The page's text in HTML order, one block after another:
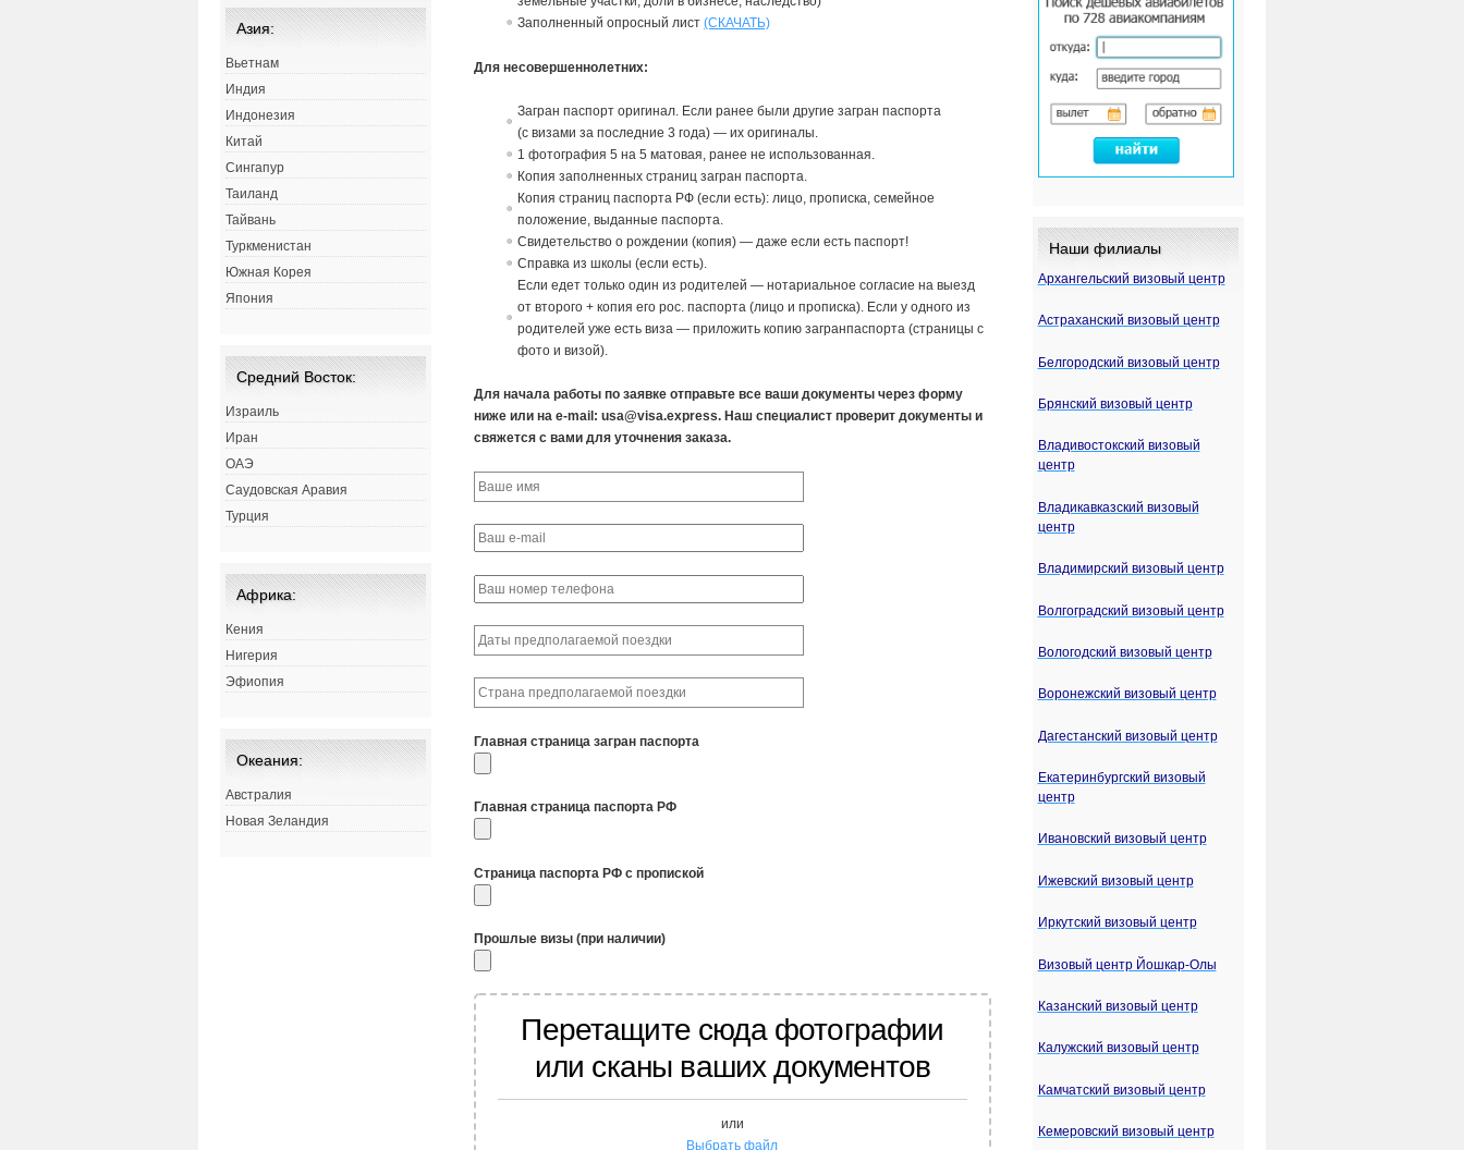
Заполненный опросный лист(СКАЧАТЬ)
Для несовершеннолетних:
Загран паспорт оригинал. Если ранее были другие загран паспорта
(свизами за последние 3 года) — их оригиналы.
1 фотография 5на 5 матовая, ранее не использованная.
Копия заполненных страниц загран паспорта.
Копия страниц паспорта РФ (если есть): лицо, прописка, семейное
положение,выданные паспорта.
Свидетельство о рождении (копия) — даже если есть паспорт!
Справка из школы (если есть).
Если едет только один из родителей — нотариальное согласиена выезд
отвторого + копия его рос. паспорта (лицо и прописка). Если у одного из
родителей уже есть виза — приложить копию загранпаспорта (страницы с
фото и визой).
Для начала работы по заявке отправьте все ваши документы через форму
ниже или на e-mail:usa@visa.express. Наш специалист проверит документы и
свяжется с вами для уточнения заказа.
Главная страница загран паспорта
Главная страница паспорта РФ
Страница паспорта РФ с пропиской
Прошлые визы (при наличии)
Перетащите сюда фотографии
или сканы ваших документов
или
Выбрать файл
Азия:
Вьетнам
Индия
Индонезия
Китай
Сингапур
Таиланд
Тайвань
Туркменистан
Южная Корея
Япония
Средний Восток:
Израиль
Иран
ОАЭ
Саудовская Аравия
Турция
Африка:
Кения
Нигерия
Эфиопия
Океания:
Австралия
Новая Зеландия
Наши филиалы
Архангельский визовый центр
Астраханский визовый центр
Белгородский визовый центр
Брянский визовый центр
Владивостокский визовый
центр
Владикавказский визовый
центр
Владимирский визовый центр
Волгоградский визовый центр
Вологодский визовый центр
Воронежский визовый центр
Дагестанский визовый центр
Екатеринбургский визовый
центр
Ивановский визовый центр
Ижевский визовый центр
Иркутский визовый центр
Визовый центр Йошкар-Олы
Казанский визовый центр
Калужский визовый центр
Камчатский визовый центр
Кемеровский визовый центр